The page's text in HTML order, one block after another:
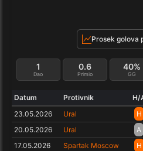
Prosek golova
Dao
1
Primio
0.6
GG
40%
Datum Protivnik H/
23.05.2026
Ural H
20.05.2026 Ural A
17.05.2026 Spartak Moscow H